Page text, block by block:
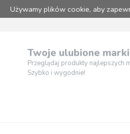
Używamy plików cookie, aby
Twoje ulubione marki
Przeglądaj produkty najlepszych
Szybko i wygodnie!